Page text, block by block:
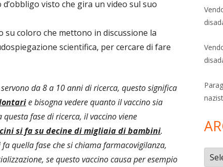
visto che gira un video sul suo
su coloro che mettono in discussione la
scientifica, per cercare di fare
da 8 a 10 anni di ricerca, questo significa
e bisogna vedere quanto il vaccino sia
fase di ricerca, il vaccino viene
si fa su decine di migliaia di bambini.
quella fase che si chiama farmacovigilanza,
se questo vaccino causa per esempio